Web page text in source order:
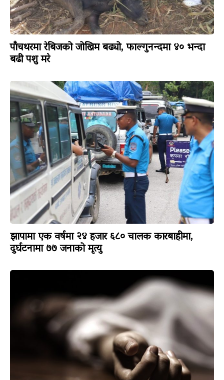
पाँचथरमा रेबिजको जोखिम बढ्यो, फाल्गुनन्दमा ४० भन्दा
बढी पशु मरे
झापामा एक वर्षमा २४ हजार ६८० चालक कारबाहीमा,
दुर्घटनामा ७७ जनाको मृत्यु